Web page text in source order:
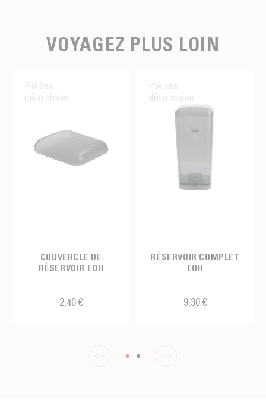
VOYAGEZ PLUS LOIN
Pièces
détachées
COUVERCLE DE
RÉSERVOIR EOH
2,40 €
Pièces
détachées
RÉSERVOIR COMPLET
EOH
9,30 €